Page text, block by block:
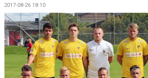
KONTAKT
2017-08-26 18:10